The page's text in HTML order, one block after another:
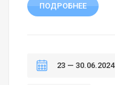
ПОДРОБНЕЕ
23 — 30.06.2024